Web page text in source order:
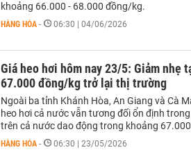
khoảng 66.000 - 68.000 đồng/kg.
HÀNG HÓA - 06:30 | 04/06/2026
Giá heo hơi hôm nay 23/5: Giảm nhẹ
67.000 đồng/kg trở lại thị trường
Ngoài ba tỉnh Khánh Hòa, An Giang và Cà
heo hơi cả nước vẫn tương đối ổn định
trên cả nước dao động trong khoảng
HÀNG HÓA - 06:30 | 23/05/2026